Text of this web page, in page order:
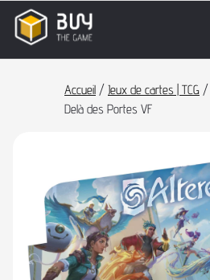
Accueil / Jeux de cartes | TCG /
Delà des Portes VF